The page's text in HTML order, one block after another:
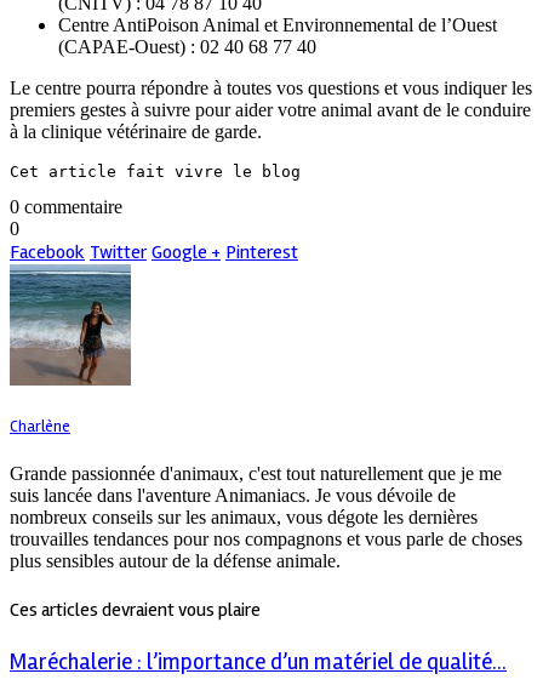
Centre AntiPoison Animal et Environnemental de l’Ouest
(CAPAE-Ouest) : 02 40 68 77 40
Le centre pourra répondre à toutes vos questions et vous indiquer les
premiers gestes à suivre pour aider votre animal avant de le conduire
à la clinique vétérinaire de garde.
Cet article fait vivre le blog
0 commentaire
0
Facebook Twitter Google + Pinterest
Charlène
Grande passionnée d'animaux, c'est tout naturellement que je me
suis lancée dans l'aventure Animaniacs. Je vous dévoile de
nombreux conseils sur les animaux, vous dégote les dernières
trouvailles tendances pour nos compagnons et vous parle de choses
plus sensibles autour de la défense animale.
Ces articles devraient vous plaire
Maréchalerie : l’importance d’un matériel de qualité...